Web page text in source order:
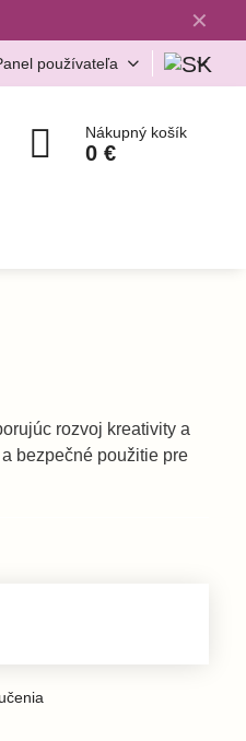
✕
používateľa
Nákupný košík
0 €
rozvoj kreativity a
bezpečné použitie pre